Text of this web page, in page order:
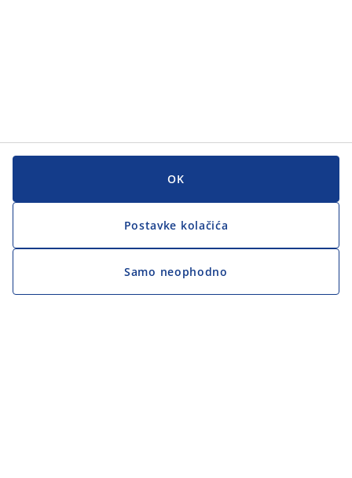
OK
Postavke kolačića
Samo neophodno